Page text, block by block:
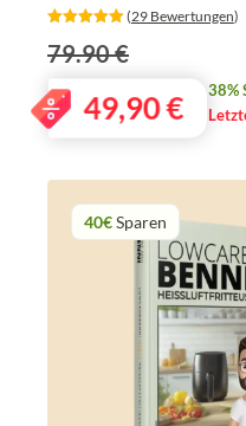
‎ (29 Bewertungen)
79.90 €
49,90€
38%
40€Sparen